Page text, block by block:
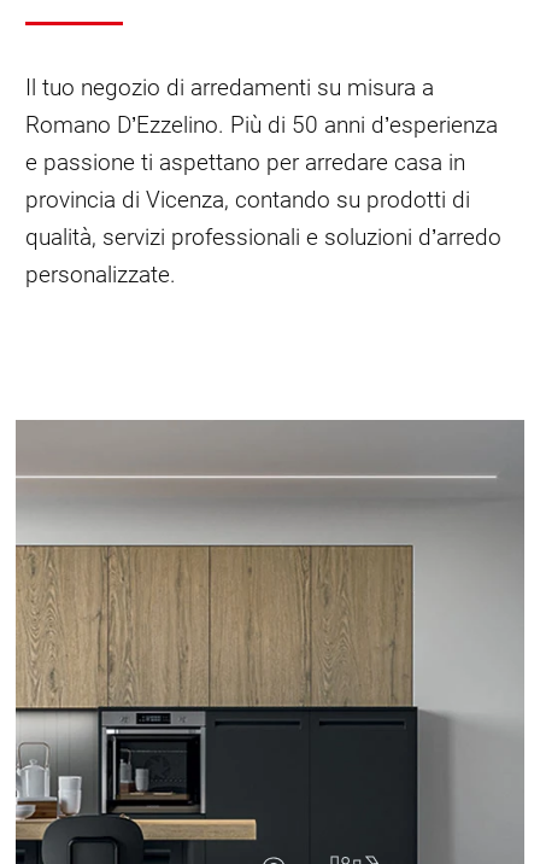
Il tuo negozio di arredamenti su misura a
Romano D’Ezzelino. Più di 50 anni d’esperienza
e passione ti aspettano per arredare casa in
provincia di Vicenza, contando su prodotti di
qualità, servizi professionali e soluzioni d’arredo
personalizzate.